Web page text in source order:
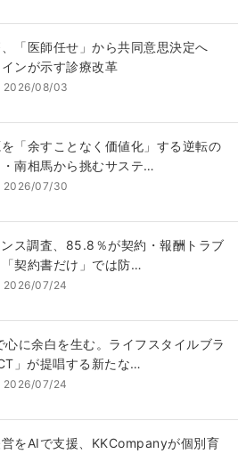
、「医師任せ」から共同意思決定へ
ンが示す診療改革
2026/08/03
「余すことなく価値化」する逆転の
南相馬から挑むサステ…
2026/07/30
ス調査、85.8％が契約・報酬トラブ
契約書だけ」では防…
2026/07/24
に余白を生む。ライフスタイルブラ
」が提唱する新たな…
2026/07/24
営をAIで支援、KKCompanyが個別育